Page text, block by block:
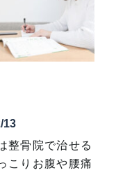
13
整骨院で治せる
こりお腹や腰痛